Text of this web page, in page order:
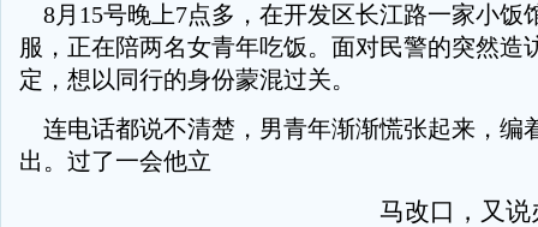
8月15号晚上7点多，在开发区长江路一家小饭
服，正在陪两名女青年吃饭。面对民警的突然造
定，想以同行的身份蒙混过关。
连电话都说不清楚，男青年渐渐慌张起来，编
出。过了一会他立
马改口，又